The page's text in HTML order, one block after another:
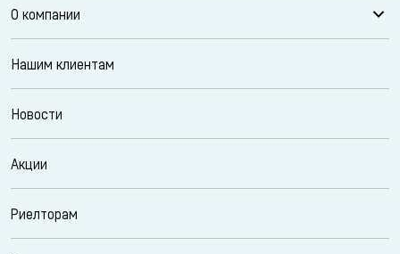
О компании
Нашим клиентам
Новости
Акции
Риелторам